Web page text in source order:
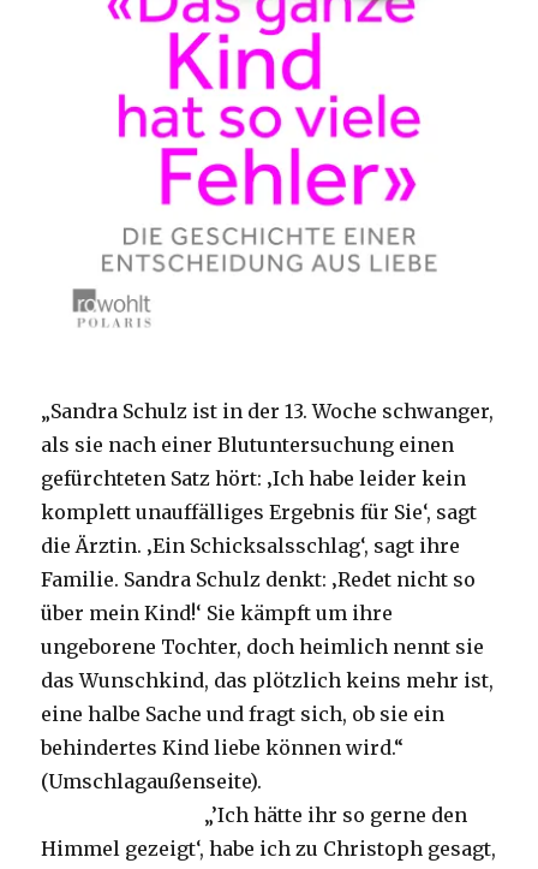
„Sandra Schulz ist in der 13. Woche schwanger,
als sie nach einer Blutuntersuchung einen
gefürchteten Satz hört: ‚Ich habe leider kein
komplett unauffälliges Ergebnis für Sie‘, sagt
die Ärztin. ‚Ein Schicksalsschlag‘, sagt ihre
Familie. Sandra Schulz denkt: ‚Redet nicht so
über mein Kind!‘ Sie kämpft um ihre
ungeborene Tochter, doch heimlich nennt sie
das Wunschkind, das plötzlich keins mehr ist,
eine halbe Sache und fragt sich, ob sie ein
behindertes Kind liebe können wird.“
(Umschlagaußenseite).
„’Ich hätte ihr so gerne den
Himmel gezeigt‘, habe ich zu Christoph gesagt,